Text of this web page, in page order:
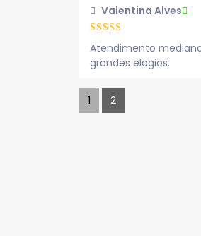
Valentina Alves
Atendimento
grandes elogios.
1 2